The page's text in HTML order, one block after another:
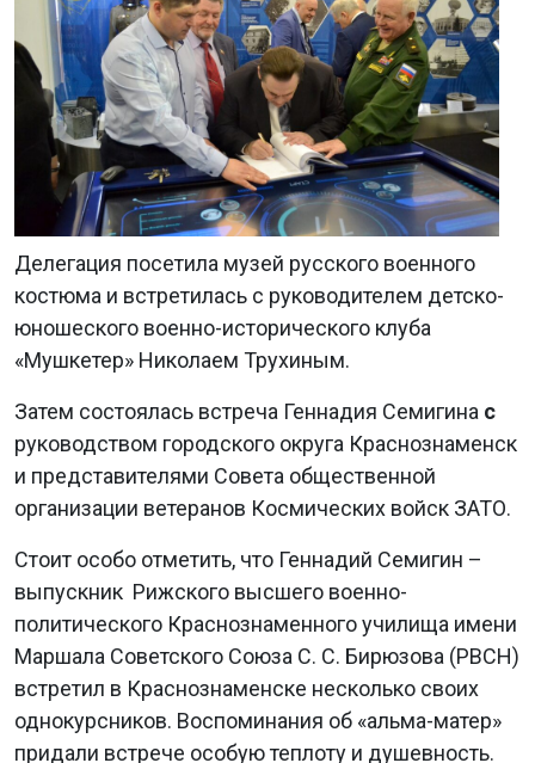
Делегация посетила музей русского военного
костюма и встретилась с руководителем детско-
юношеского военно-исторического клуба
«Мушкетер» Николаем Трухиным.
Затем состоялась встреча Геннадия Семигина с
руководством городского округа Краснознаменск
и представителями Совета общественной
организации ветеранов Космических войск ЗАТО.
Стоит особо отметить, что Геннадий Семигин –
выпускник Рижского высшего военно-
политического Краснознаменного училища имени
Маршала Советского Союза С. С. Бирюзова (РВСН)
встретил в Краснознаменске несколько своих
однокурсников. Воспоминания об «альма-матер»
придали встрече особую теплоту и душевность.